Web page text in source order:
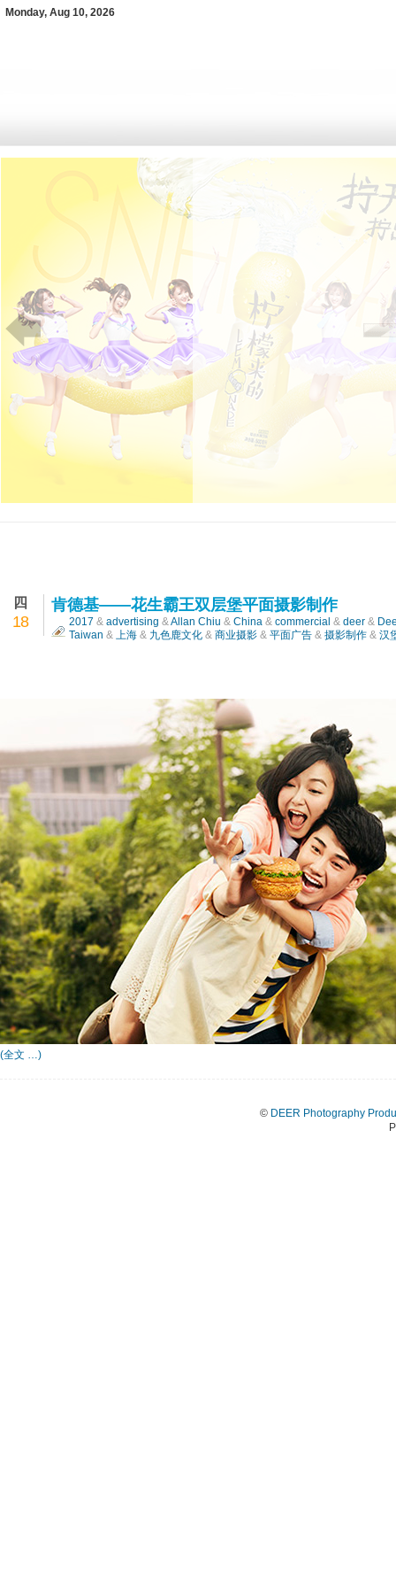
Monday, Aug 10, 2026
四
18
肯德基——花生霸王双层堡平面摄影制作
2017 & advertising &Allan Chiu & China & commercial & deer &
Taiwan & 上海 & 九色鹿文化 & 商业摄影 & 平面广告 & 摄影制作 & 汉
(全文 …)
© DEER Photography